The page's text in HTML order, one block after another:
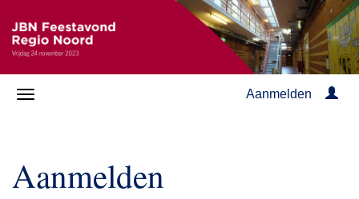
Aanmelden
Aanmelden